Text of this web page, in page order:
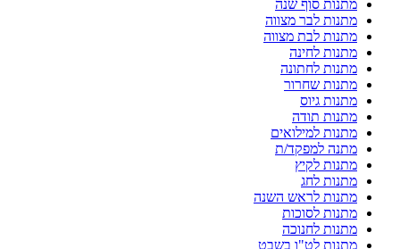
מתנות סוף שנה
מתנות לבר מצווה
מתנות לבת מצווה
מתנות לחינה
מתנות לחתונה
מתנות שחרור
מתנות גיוס
מתנות תודה
מתנות למילואים
מתנה למפקד/ת
מתנות לקיץ
מתנות לחג
מתנות לראש השנה
מתנות לסוכות
מתנות לחנוכה
מתנות לט"ו בשבט